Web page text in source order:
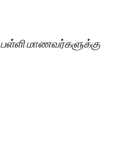
பள்ளி மாணவர்களுக்கு